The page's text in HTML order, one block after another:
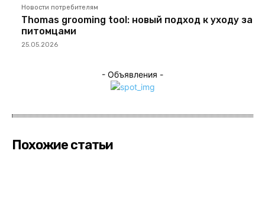
Новости потребителям
Thomas grooming tool: новый подход к уходу за
питомцами
25.05.2026
- Объявления -
Похожие статьи